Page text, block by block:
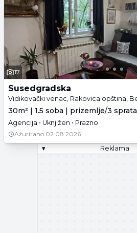
17
Susedgradska
30m² | 1.5 soba | prizemlje/3 sprata
Agencija • Uknjižen • Prazno
Ažurirano 02.08.2026.
▾
Reklama